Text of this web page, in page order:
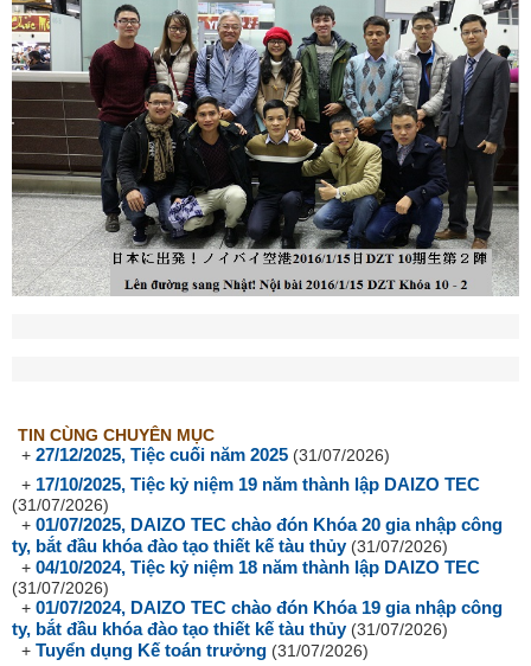
TIN CÙNG CHUYÊN MỤC
+ 27/12/2025, Tiệc cuối năm 2025 (31/07/2026)
+ 17/10/2025, Tiệc kỷ niệm 19 năm thành lập DAIZO TEC
(31/07/2026)
+ 01/07/2025, DAIZO TEC chào đón Khóa 20 gia nhập công
ty, bắt đầu khóa đào tạo thiết kế tàu thủy(31/07/2026)
+ 04/10/2024, Tiệc kỷ niệm 18 năm thành lập DAIZO TEC
(31/07/2026)
+ 01/07/2024, DAIZO TEC chào đón Khóa 19 gia nhập công
ty, bắt đầu khóa đào tạo thiết kế tàu thủy(31/07/2026)
+ Tuyển dụng Kế toán trưởng (31/07/2026)